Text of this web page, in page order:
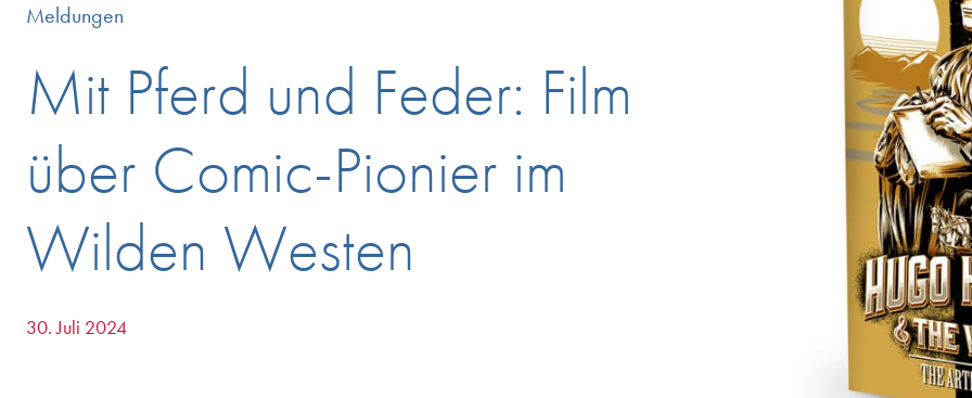
Meldungen
Mit Pferd und Feder: Film
über Comic-Pionier im
Wilden Westen
30. Juli 2024